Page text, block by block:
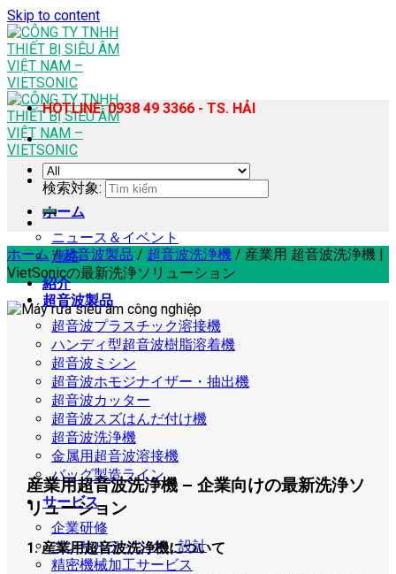
Skip to content
ホーム
ニュース＆イベント
連絡
紹介
超音波製品
超音波プラスチック溶接機
ハンディ型超音波樹脂溶着機
超音波ミシン
超音波ホモジナイザー・抽出機
超音波カッター
超音波スズはんだ付け機
超音波洗浄機
金属用超音波溶接機
バッグ製造ライン
サービス
企業研修
コンサルティング・設計
精密機械加工サービス
HOTLINE: 0938 49 3366 - TS. HẢI
検索対象:
ホーム / 超音波製品 / 超音波洗浄機 / 産業用 超音波洗浄機 |
VietSonicの最新洗浄ソリューション
産業用超音波洗浄機 – 企業向けの最新洗浄ソ
リューション
1. 産業用超音波洗浄機について